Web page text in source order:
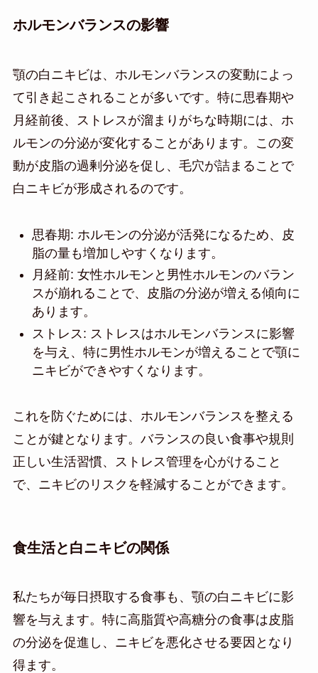
ホルモンバランスの影響
顎の白ニキビは、ホルモンバランスの変動によっ
て引き起こされることが多いです。特に思春期や
月経前後、ストレスが溜まりがちな時期には、ホ
ルモンの分泌が変化することがあります。この変
動が皮脂の過剰分泌を促し、毛穴が詰まることで
白ニキビが形成されるのです。
思春期: ホルモンの分泌が活発になるため、皮
脂の量も増加しやすくなります。
月経前: 女性ホルモンと男性ホルモンのバラン
スが崩れることで、皮脂の分泌が増える傾向に
あります。
ストレス: ストレスはホルモンバランスに影響
を与え、特に男性ホルモンが増えることで顎に
ニキビができやすくなります。
これを防ぐためには、ホルモンバランスを整える
ことが鍵となります。バランスの良い食事や規則
正しい生活習慣、ストレス管理を心がけること
で、ニキビのリスクを軽減することができます。
食生活と白ニキビの関係
私たちが毎日摂取する食事も、顎の白ニキビに影
響を与えます。特に高脂質や高糖分の食事は皮脂
の分泌を促進し、ニキビを悪化させる要因となり
得ます。